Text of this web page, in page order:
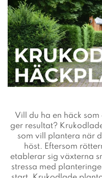
Vill du ha en häck
ger resultat?
som vill plantera när
höst. Eftersom
etablerar sig växterna
stressa med